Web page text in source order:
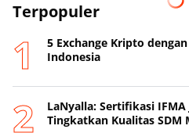
Terpopuler
5 Exchange Kripto
Indonesia
LaNyalla: Sertifikasi IFMA
Tingkatkan Kualitas SDM